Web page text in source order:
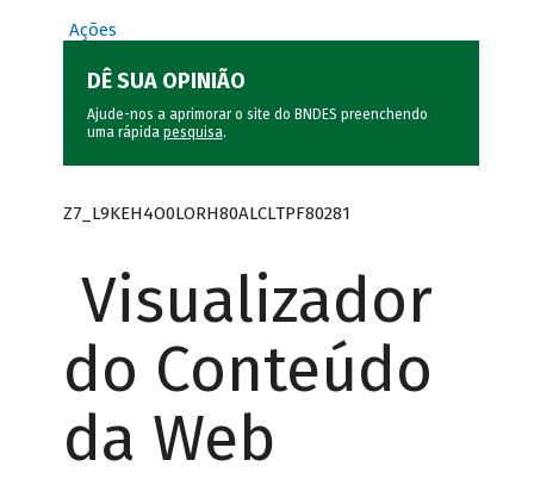
Ações
DÊ SUA OPINIÃO
Ajude-nos a aprimorar o site do BNDES preenchendo
uma rápida pesquisa.
Z7_L9KEH4O0LORH80ALCLTPF80281
Visualizador
do Conteúdo
da Web